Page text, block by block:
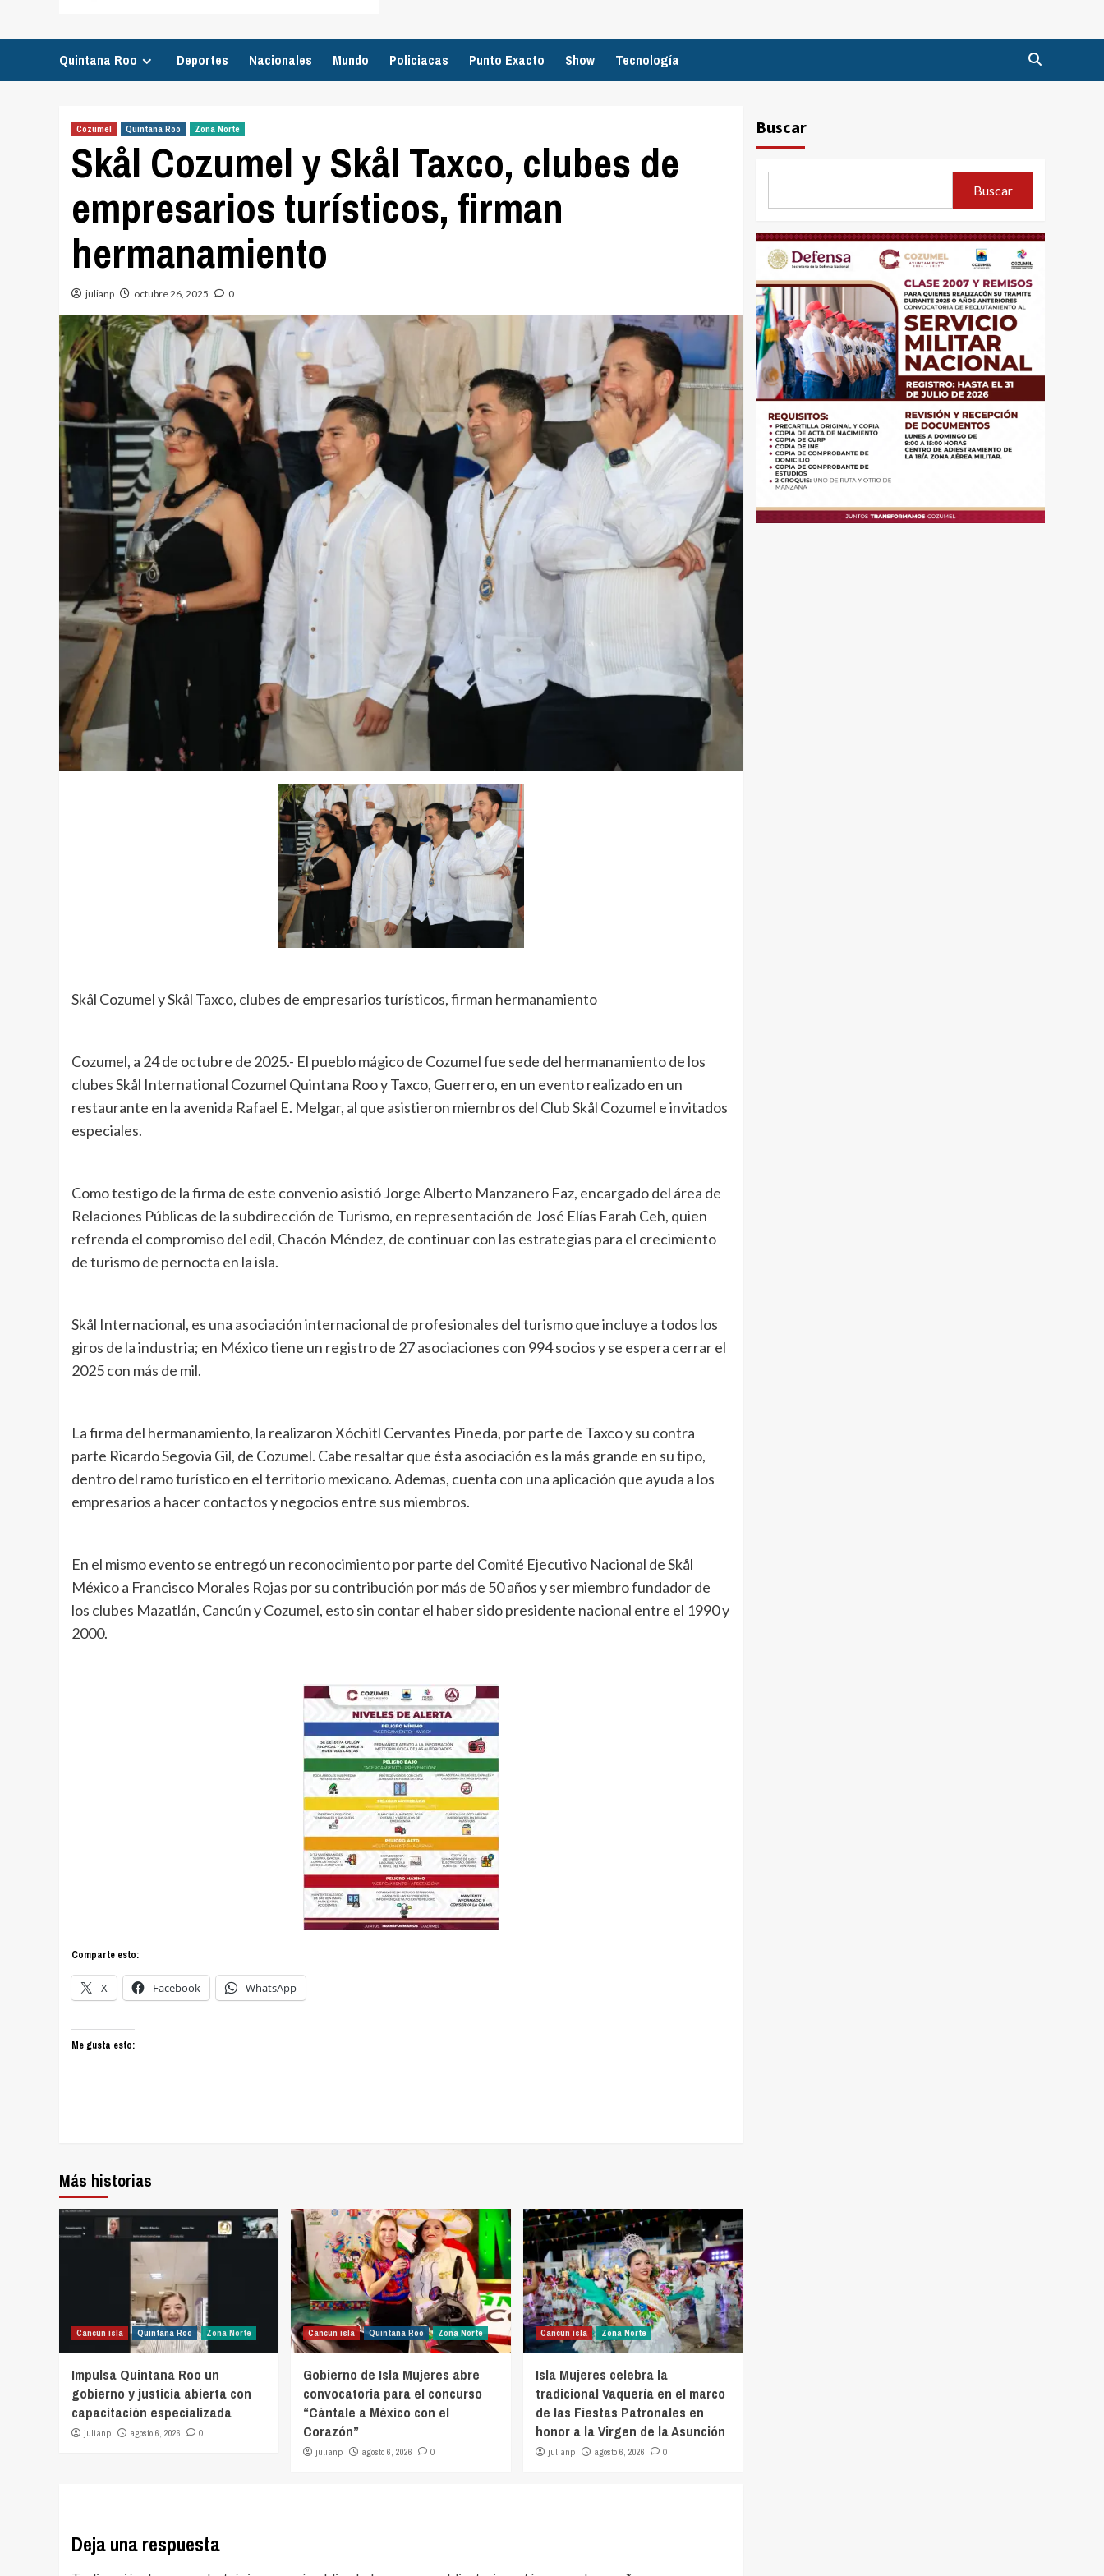
Quintana Roo Deportes Nacionales Mundo Policiacas Punto Exacto Show Tecnología
Cozumel Quintana Roo Zona Norte
Skål Cozumel y Skål Taxco, clubes de
empresarios turísticos, firman
hermanamiento
julianp octubre 26, 2025 0
Skål Cozumel y Skål Taxco, clubes de empresarios turísticos, firman hermanamiento
Cozumel, a 24 de octubre de 2025.- El pueblo mágico de Cozumel fue sede del hermanamiento de los
clubes Skål International Cozumel Quintana Roo y Taxco, Guerrero, en un evento realizado en un
restaurante en la avenida Rafael E. Melgar, al que asistieron miembros del Club Skål Cozumel e invitados
especiales.
Como testigo de la firma de este convenio asistió Jorge Alberto Manzanero Faz, encargado del área de
Relaciones Públicas de la subdirección de Turismo, en representación de José Elías Farah Ceh, quien
refrenda el compromiso del edil, Chacón Méndez, de continuar con las estrategias para el crecimiento
de turismo de pernocta en la isla.
Skål Internacional, es una asociación internacional de profesionales del turismo que incluye a todos los
giros de la industria; en México tiene un registro de 27 asociaciones con 994 socios y se espera cerrar el
2025 con más de mil.
La firma del hermanamiento, la realizaron Xóchitl Cervantes Pineda, por parte de Taxco y su contra
parte Ricardo Segovia Gil, de Cozumel. Cabe resaltar que ésta asociación es la más grande en su tipo,
dentro del ramo turístico en el territorio mexicano. Ademas, cuenta con una aplicación que ayuda a los
empresarios a hacer contactos y negocios entre sus miembros.
En el mismo evento se entregó un reconocimiento por parte del Comité Ejecutivo Nacional de Skål
México a Francisco Morales Rojas por su contribución por más de 50 años y ser miembro fundador de
los clubes Mazatlán, Cancún y Cozumel, esto sin contar el haber sido presidente nacional entre el 1990 y
2000.
Comparte esto:
X Facebook WhatsApp
Me gusta esto:
Más historias
Cancún isla Quintana Roo Zona Norte
Impulsa Quintana Roo un
gobierno y justicia abierta con
capacitación especializada
julianp agosto 6, 2026 0
Cancún isla Quintana Roo Zona Norte
Gobierno de Isla Mujeres abre
convocatoria para el concurso
“Cántale a México con el
Corazón”
julianp agosto 6, 2026 0
Cancún isla Zona Norte
Isla Mujeres celebra la
tradicional Vaquería en el marco
de las Fiestas Patronales en
honor a la Virgen de la Asunción
julianp agosto 6, 2026 0
Deja una respuesta
Buscar
Buscar